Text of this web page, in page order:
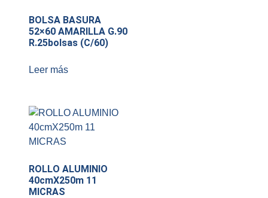
BOLSA BASURA
52×60 AMARILLA G.90
R.25bolsas (C/60)
Leer más
ROLLO ALUMINIO
40cmX250m 11
MICRAS